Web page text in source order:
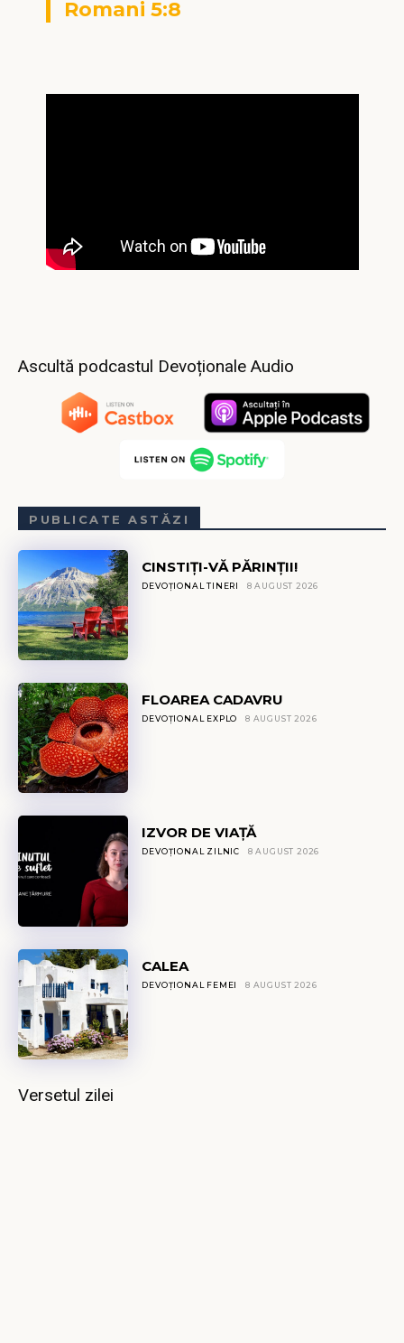
Romani 5:8
Ascultă podcastul Devoționale Audio
PUBLICATE ASTĂZI
CINSTIȚI-VĂ PĂRINȚII!
DEVOȚIONAL TINERI 8 AUGUST 2026
FLOAREA CADAVRU
DEVOȚIONAL EXPLO 8 AUGUST 2026
IZVOR DE VIAȚĂ
DEVOȚIONAL ZILNIC 8 AUGUST 2026
CALEA
DEVOȚIONAL FEMEI 8 AUGUST 2026
Versetul zilei